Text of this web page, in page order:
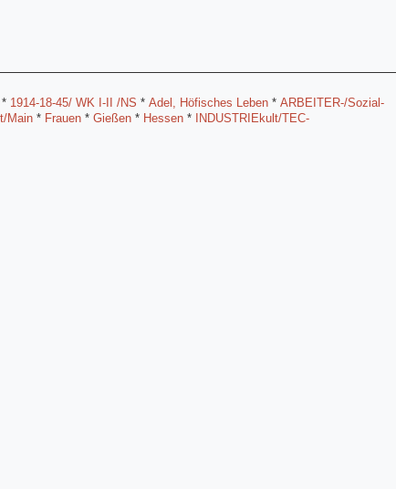
* 1914-18-45/ WK I-II /NS * Adel, Höfisches Leben * ARBEITER-/Sozial-
Main * Frauen * Gießen * Hessen * INDUSTRIEkult/TEC-